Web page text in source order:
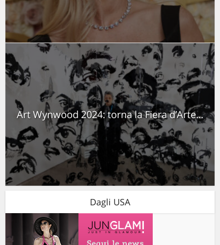
Art Wynwood 2024: torna la Fiera d’Arte...
Dagli USA